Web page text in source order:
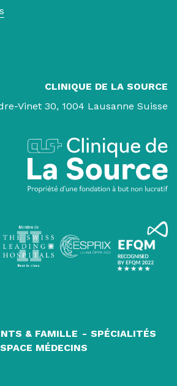
CLINIQUE DE LA SOURCE
Vinet 30, 1004 Lausanne Suisse
& FAMILLE
SPÉCIALITÉS
MÉDECINS